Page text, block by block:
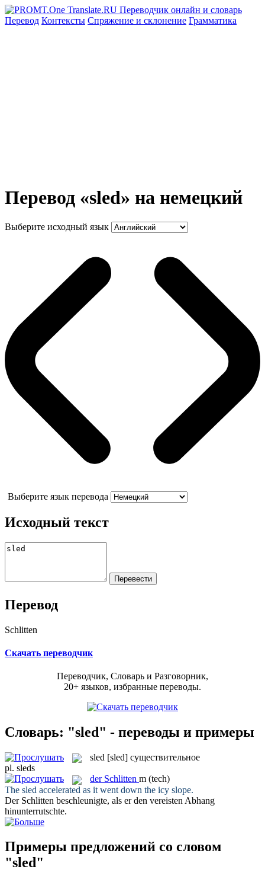
Перевод Контексты Спряжение и склонение Грамматика
Перевод «sled» на немецкий
Выберите исходный язык
Выберите язык перевода
Исходный текст
Перевод
Schlitten
Скачать переводчик
Переводчик, Словарь и Разговорник,
20+ языков, избранные переводы.
Словарь: "sled" - переводы и примеры
sled [sled] существительное
pl. sleds
der Schlitten m (tech)
The sled accelerated as it went down the icy slope.
Der Schlitten beschleunigte, als er den vereisten Abhang
hinunterrutschte.
Примеры предложений со словом
"sled"